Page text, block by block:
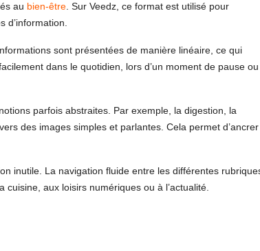
au bien-être . Sur Veedz, ce format est utilisé pour
d’information.
sont présentées de manière linéaire, ce qui
dans le quotidien, lors d’un moment de pause ou
parfois abstraites. Par exemple, la digestion, la
des images simples et parlantes. Cela permet
inutile. La navigation fluide entre les différentes
aux loisirs numériques ou à l’actualité.